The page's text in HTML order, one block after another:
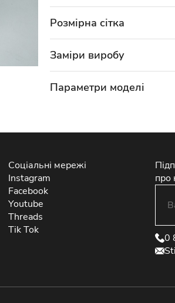
Розмірна сітка
Заміри виробу
Параметри моделі
Соціальні мережі
Instagram
Facebook
Youtube
Threads
Tik Tok
про
0